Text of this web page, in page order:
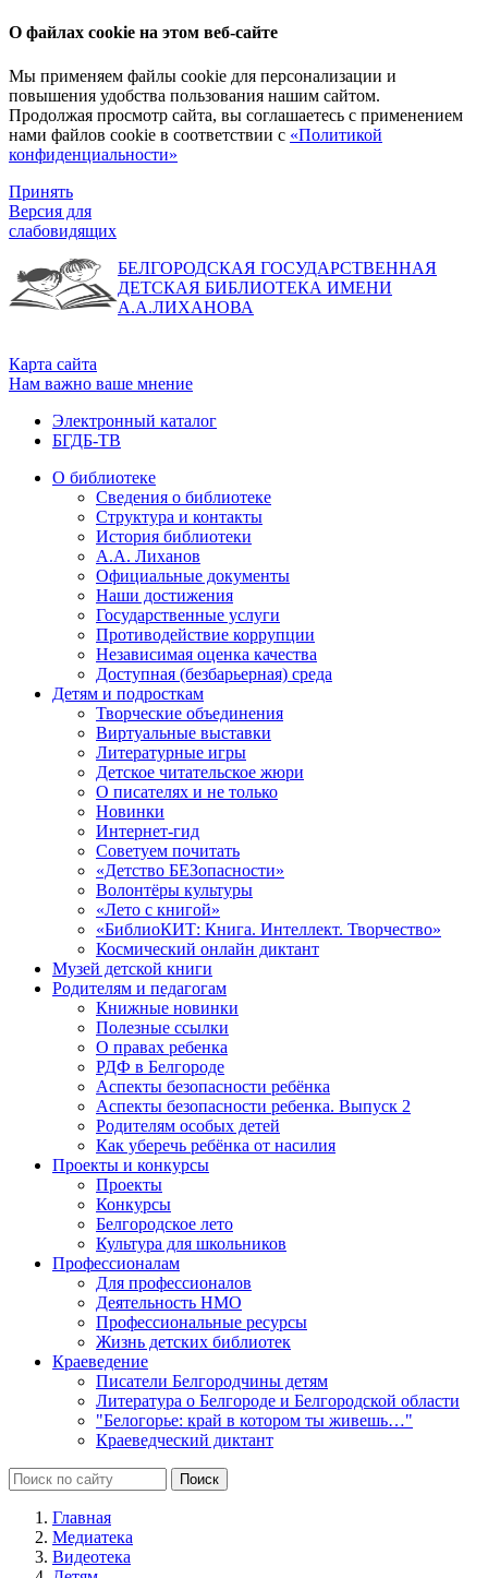
О файлах cookie на этом веб-сайте
Мы применяем файлы cookie для персонализации и
повышения удобства пользования нашим сайтом.
Продолжая просмотр сайта, вы соглашаетесь с применением
нами файлов cookie в соответствии с «Политикой
конфиденциальности»
Принять
Версия для
слабовидящих
БЕЛГОРОДСКАЯ ГОСУДАРСТВЕННАЯ
ДЕТСКАЯ БИБЛИОТЕКА ИМЕНИ
А.А.ЛИХАНОВА
Карта сайта
Нам важно ваше мнение
Электронный каталог
БГДБ-ТВ
О библиотеке
Сведения о библиотеке
Структура и контакты
История библиотеки
А.А. Лиханов
Официальные документы
Наши достижения
Государственные услуги
Противодействие коррупции
Независимая оценка качества
Доступная (безбарьерная) среда
Детям и подросткам
Творческие объединения
Виртуальные выставки
Литературные игры
Детское читательское жюри
О писателях и не только
Новинки
Интернет-гид
Советуем почитать
«Детство БЕЗопасности»
Волонтёры культуры
«Лето с книгой»
«БиблиоКИТ: Книга. Интеллект. Творчество»
Космический онлайн диктант
Музей детской книги
Родителям и педагогам
Книжные новинки
Полезные ссылки
О правах ребенка
РДФ в Белгороде
Аспекты безопасности ребёнка
Аспекты безопасности ребенка. Выпуск 2
Родителям особых детей
Как уберечь ребёнка от насилия
Проекты и конкурсы
Проекты
Конкурсы
Белгородское лето
Культура для школьников
Профессионалам
Для профессионалов
Деятельность НМО
Профессиональные ресурсы
Жизнь детских библиотек
Краеведение
Писатели Белгородчины детям
Литература о Белгороде и Белгородской области
"Белогорье: край в котором ты живешь…"
Краеведческий диктант
Главная
Медиатека
Видеотека